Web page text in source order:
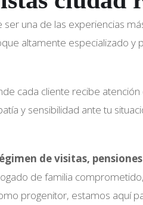
una de las experiencias
altamente especializado
cada cliente recibe
y sensibilidad ante tu
de visitas,
de familia
progenitor, estamos aquí